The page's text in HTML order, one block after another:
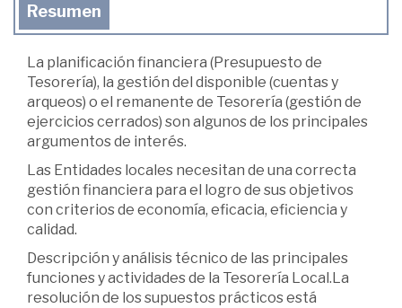
Resumen
La planificación financiera (Presupuesto de
Tesorería), la gestión del disponible (cuentas y
arqueos) o el remanente de Tesorería (gestión de
ejercicios cerrados) son algunos de los principales
argumentos de interés.
Las Entidades locales necesitan de una correcta
gestión financiera para el logro de sus objetivos
con criterios de economía, eficacia, eficiencia y
calidad.
Descripción y análisis técnico de las principales
funciones y actividades de la Tesorería Local.La
resolución de los supuestos prácticos está